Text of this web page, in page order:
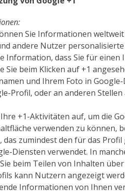
Sie Informationen
andere Nutzer
Information, dass Sie für einen
beim Klicken auf +1
und Ihrem Foto in
Profil, oder an anderen
+1-Aktivitäten auf, um die
verwenden zu können,
zumindest den für das
Diensten verwendet. In
beim Teilen von Inhalten
kann Nutzern angezeigt
Informationen von Ihnen